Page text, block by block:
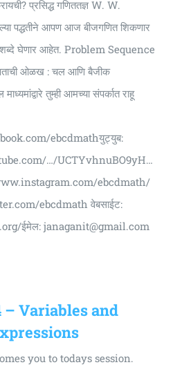
प्रसिद्ध गणिततज्ञ W. W.
पद्धतीने आपण आज बीजगणित शिकणार
घेणार आहेत. Problem Sequence
ओळख : चल आणि बैजीक
तुम्ही आमच्या संपर्कात राहू
ebcdmathयुट्युब:
…/UCTYvhnuBO9yH…
ebcdmath/
ebcdmath वेबसाईट:
ईमेल: janaganit@gmail.com
Variables and
you to todays session.